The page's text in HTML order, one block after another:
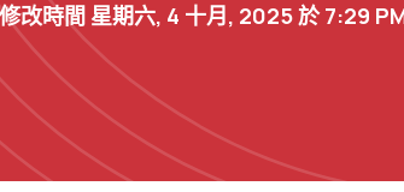
改時間 星期六, 4 十月, 2025 於 7:29